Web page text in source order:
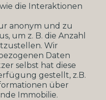
die Interaktionen
anonym und zu
um z. B. die Anzahl
Wir
Daten
selbst hat diese
gestellt, z.B.
über
Immobilie.